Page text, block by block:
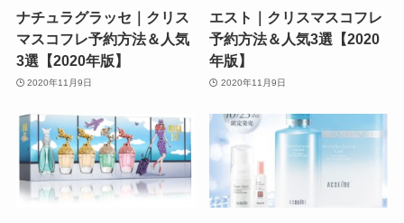
ナチュラグラッセ｜クリス
マスコフレ予約方法＆人気
3選【2020年版】
2020年11月9日
エスト｜クリスマスコフレ
予約方法＆人気3選【2020
年版】
2020年11月9日